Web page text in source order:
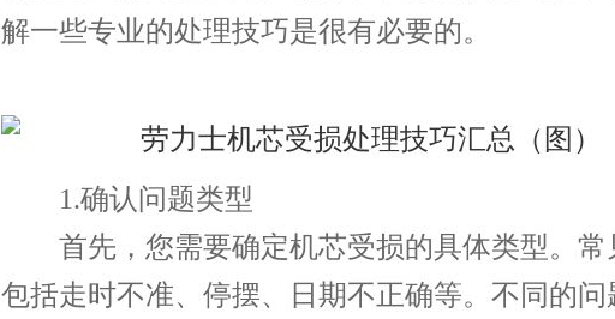
解一些专业的处理技巧是很有必要的。
1.确认问题类型
首先，您需要确定机芯受损的具体类型。常
包括走时不准、停摆、日期不正确等。不同的问